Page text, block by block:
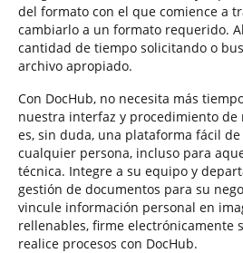
del formato con el que comience a
cambiarlo a un formato requerido.
cantidad de tiempo solicitando o
archivo apropiado.
Con DocHub, no necesita más
nuestra interfaz y procedimiento de
es, sin duda, una plataforma fácil
cualquier persona, incluso para
técnica. Integre a su equipo y
gestión de documentos para su
vincule información personal en
rellenables, firme electrónicamente
realice procesos con DocHub.